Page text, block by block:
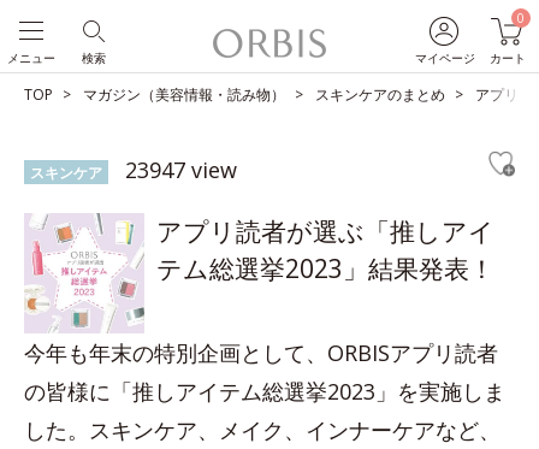
マイページ
0
カート
検索
メニュー
TOP マガジン（美容情報・読み物） スキンケアのまとめ アプリ読
スキンケア 23947 view
アプリ読者が選ぶ「推しアイ
テム総選挙2023」結果発表！
今年も年末の特別企画として、ORBISアプリ読者
の皆様に「推しアイテム総選挙2023」を実施しま
した。スキンケア、メイク、インナーケアなど、